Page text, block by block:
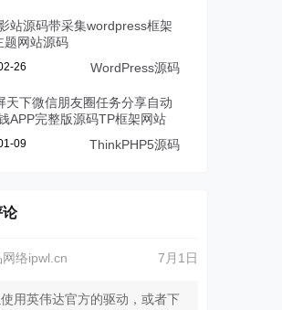
站源码带采集wordpress框架
题网站源码
26 WordPress源码
天下微信朋友圈任务分享自动
APP完整版源码TP框架网站
09 ThinkPHP5源码
论
网络ipwl.cn 7月1日
用英伟达官方的驱动，或者下